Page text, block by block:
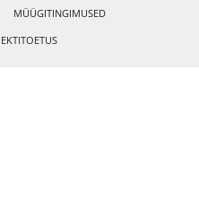
MÜÜGITINGIMUSED